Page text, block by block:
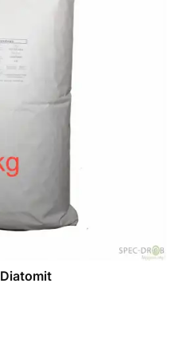
Ziemia okrzemkowa 10 kg, Diatomit